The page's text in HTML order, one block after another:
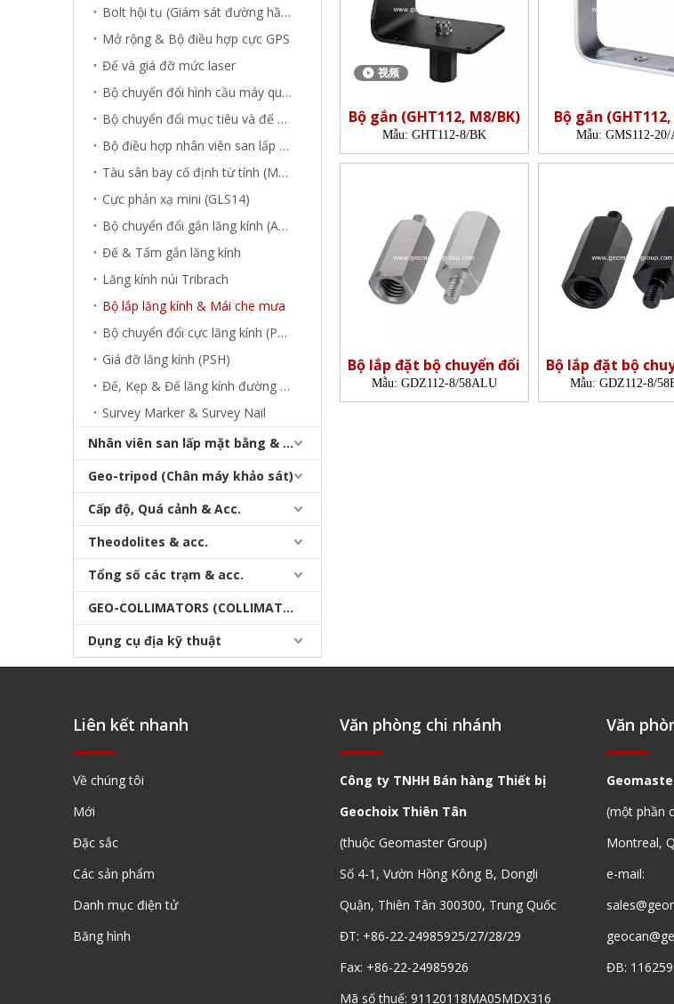
Bolt hội tụ (Giám sát đường hầm)
Mở rộng & Bộ điều hợp cực GPS
Đế và giá đỡ mức laser
Bộ chuyển đổi hình cầu máy quét laser (GAD)
Bộ chuyển đổi mục tiêu và đế máy quét laser
Bộ điều hợp nhân viên san lấp mặt bằng (SFA)
Tàu sân bay cố định từ tính (MFC)
Cực phản xạ mini (GLS14)
Bộ chuyển đổi gắn lăng kính (ADP/GAD/GDZ)
Đế & Tấm gắn lăng kính
Lăng kính núi Tribrach
Bộ lắp lăng kính & Mái che mưa
Bộ chuyển đổi cực lăng kính (PPA)
Giá đỡ lăng kính (PSH)
Đế, Kẹp & Đế lăng kính đường sắt (Khảo sát đường sắt)
Survey Marker & Survey Nail
Nhân viên san lấp mặt bằng & Bipod
Geo-tripod (Chân máy khảo sát)
Cấp độ, Quá cảnh & Acc.
Theodolites & acc.
Tổng số các trạm & acc.
GEO-COLLIMATORS (COLLIMATORS khảo sát)
Dụng cụ địa kỹ thuật
视频
Bộ gắn (GHT112, M8/BK)
Mẫu: GHT112-8/BK
Bộ gắn
Mẫu: GMS112-
Bộ lắp đặt bộ chuyển đổi
Mẫu: GDZ112-8/58ALU
Bộ lắp đặt bộ
Mẫu: GDZ112-8/
Liên kết nhanh
Về chúng tôi
Mới
Đặc sắc
Các sản phẩm
Danh mục điện tử
Băng hình
Văn phòng chi nhánh
Công ty TNHH Bán hàng Thiết bị
Geochoix Thiên Tân
(thuộc Geomaster Group)
Số 4-1, Vườn Hồng Kông B, Dongli
Quận, Thiên Tân 300300, Trung Quốc
ĐT: +86-22-24985925/27/28/29
Fax: +86-22-24985926
Mã số thuế: 91120118MA05MDX316
Văn
(một phần
Montreal,
e-mail:
ĐB: